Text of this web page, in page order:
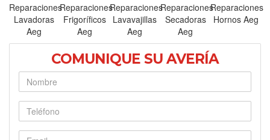
Reparaciones
Lavadoras
Aeg
Reparaciones
Frigoríficos
Aeg
Reparaciones
Lavavajillas
Aeg
Reparaciones
Secadoras
Aeg
Reparaciones
Hornos Aeg
COMUNIQUE SU AVERÍA